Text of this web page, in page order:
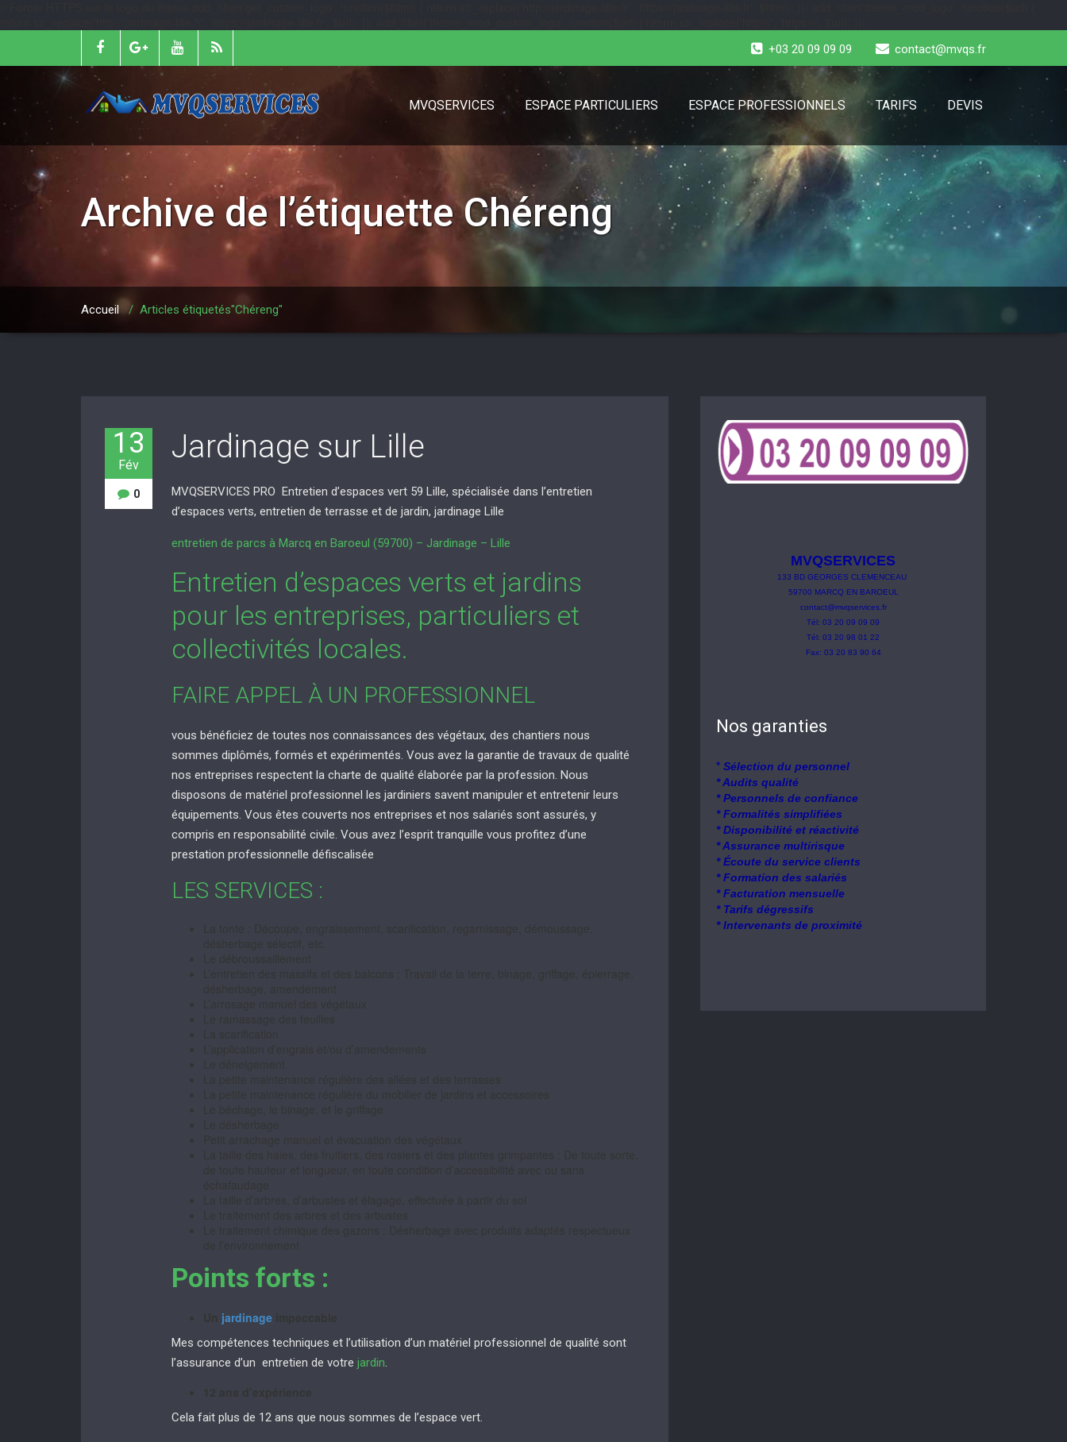
+03 20 09 09 09 contact@mvqs.fr
MVQSERVICES ESPACE PARTICULIERS ESPACE PROFESSIONNELS TARIFS DEVIS
Archive de l’étiquetteChéreng
Accueil/ Articles étiquetés"Chéreng"
13
Fév
0
Jardinage sur Lille
MVQSERVICES PRO Entretien d’espaces vert 59 Lille, spécialisée dans l’entretien
d’espaces verts, entretien de terrasse et de jardin, jardinage Lille
entretien de parcs à Marcq en Baroeul (59700) – Jardinage – Lille
Entretien d’espaces verts et jardins
pour les entreprises, particuliers et
collectivités locales.
FAIRE APPEL À UN PROFESSIONNEL
vous bénéficiez de toutes nos connaissances des végétaux, des chantiers nous
sommes diplômés, formés et expérimentés. Vous avez la garantie de travaux de qualité
nos entreprises respectent la charte de qualité élaborée par la profession. Nous
disposons de matériel professionnel les jardiniers savent manipuler et entretenir leurs
équipements. Vous êtes couverts nos entreprises et nos salariés sont assurés, y
compris en responsabilité civile. Vous avez l’esprit tranquille vous profitez d’une
prestation professionnelle défiscalisée
LES SERVICES :
Points forts :
jardinageimpeccable
Mes compétences techniques et l’utilisation d’un matériel professionnel de qualité sont
l’assurance d’un entretien de votre jardin.
Cela fait plus de 12 ans que nous sommes de l’espace vert.
MVQSERVICES
133 BD GEORGES CLEMENCEAU
59700 MARCQ EN BAROEUL
contact@mvqservices.fr
Tél: 03 20 09 09 09
Tél: 03 20 98 01 22
Fax: 03 20 83 90 64
Nos garanties
* Sélection du personnel
* Audits qualité
* Personnels de confiance
* Formalités simplifiées
* Disponibilité et réactivité
* Assurance multirisque
* Écoute du service clients
* Formation des salariés
* Facturation mensuelle
* Tarifs dégressifs
* Intervenants de proximité